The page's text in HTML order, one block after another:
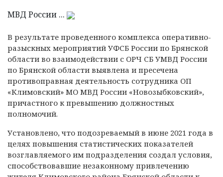
МВД России ...
В результате проведенного комплекса оперативно-
разыскных мероприятий УФСБ России по Брянской
области во взаимодействии с ОРЧ СБ УМВД России
по Брянской области выявлена и пресечена
противоправная деятельность сотрудника ОП
«Климовский» МО МВД России «Новозыбковский»,
причастного к превышению должностных
полномочий.
Установлено, что подозреваемый в июне 2021 года в
целях повышения статистических показателей
возглавляемого им подразделения создал условия,
способствовавшие незаконному привлечению